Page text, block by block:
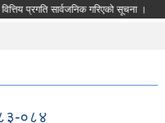
प्रगति सार्वजनिक गरिएको सूचना ।
०८४